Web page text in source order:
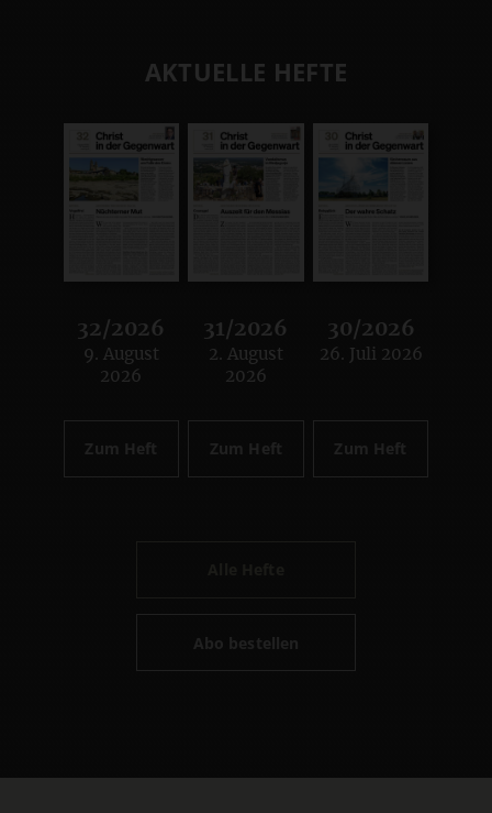
AKTUELLE HEFTE
32/2026
:
9. August
2026
Zum Heft
31/2026
:
2. August
2026
Zum Heft
30/2026
:
26. Juli 2026
Zum Heft
Abo bestellen